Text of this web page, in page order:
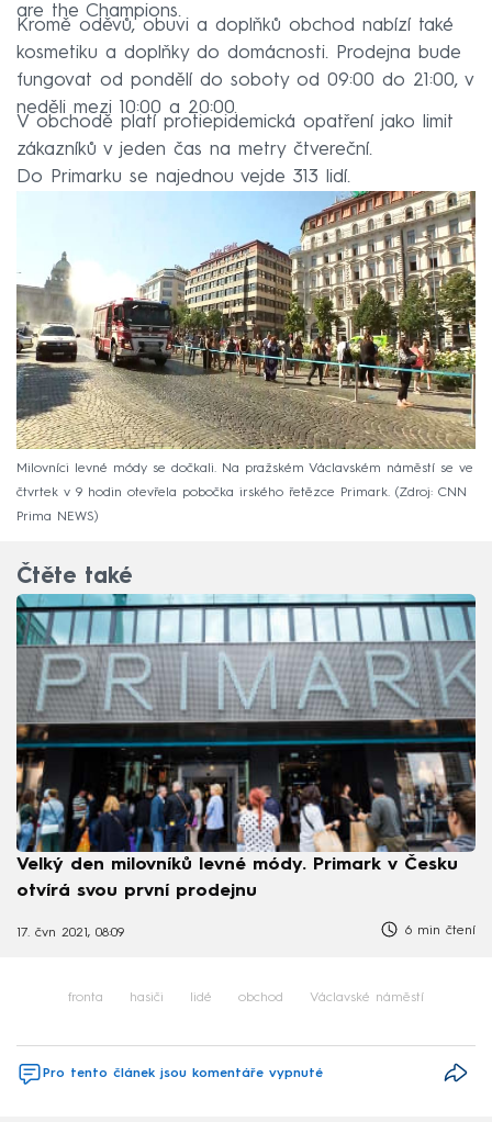
are the Champions.
Kromě oděvů, obuvi a doplňků obchod nabízí také
kosmetiku a doplňky do domácnosti. Prodejna bude
fungovat od pondělí do soboty od 09:00 do 21:00, v
neděli mezi 10:00 a 20:00.
V obchodě platí protiepidemická opatření jako limit
zákazníků v jeden čas na metry čtvereční.
Do Primarku se najednou vejde 313 lidí.
Milovníci levné módy se dočkali. Na pražském Václavském náměstí se ve
čtvrtek v 9 hodin otevřela pobočka irského řetězce Primark.
Zdroj: CNN
Prima NEWS
Čtěte také
Velký den milovníků levné módy. Primark v Česku
otvírá svou první prodejnu
17. čvn 2021, 08:09 6 min čtení
fronta hasiči lidé obchod Václavské náměstí
Pro tento článek jsou komentáře vypnuté